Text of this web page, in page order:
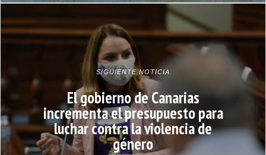
SIGUIENTE NOTICIA
El gobierno de Canarias
incrementa el presupuesto para
luchar contra la violencia de
género